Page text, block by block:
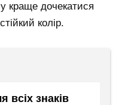
краще дочекатися
колір.
всіх знаків